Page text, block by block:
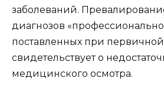
заболеваний.
диагнозов
поставленных при
свидетельствует о
медицинского осмотра.